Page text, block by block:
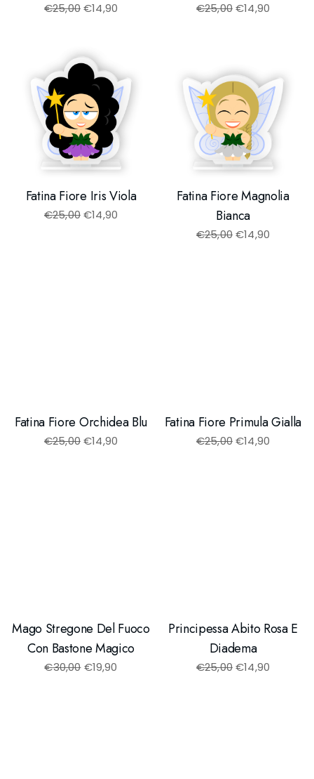
€25,00€14,90 €25,00€14,90
Fatina Fiore Iris Viola
€25,00€14,90
Fatina Fiore Magnolia
Bianca
€25,00€14,90
Fatina Fiore Orchidea Blu
€25,00€14,90
Fatina Fiore Primula Gialla
€25,00€14,90
Mago Stregone Del Fuoco
Con Bastone Magico
€30,00 €19,90
Principessa Abito Rosa E
Diadema
€25,00€14,90